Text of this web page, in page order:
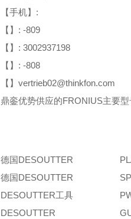
【手机】:
【】: -809
【】: 3002937198
【】: -808
【】vertrieb02@thinkfon.com
鼎銮优势供应的FRONIUS主要型
德国DESOUTTER
德国DESOUTTER
DESOUTTER工具
DESOUTTER